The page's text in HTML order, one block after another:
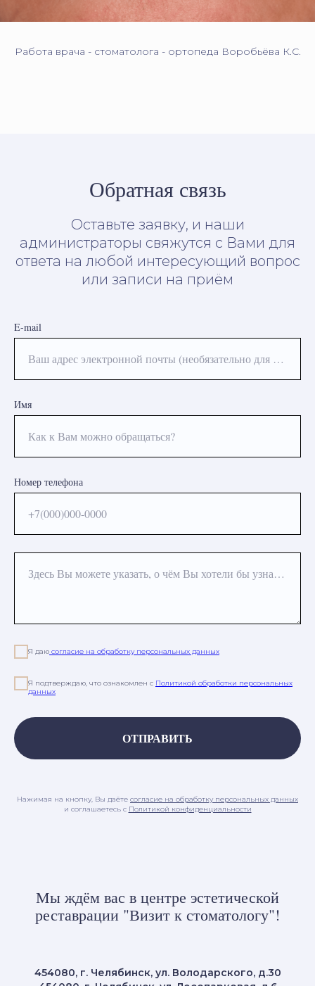
Работа врача - стоматолога - ортопеда Воробьёва К.С.
Обратная связь
Оставьте заявку, и наши
администраторы свяжутся с Вами для
ответа на любой интересующий вопрос
или записи на приём
E-mail
Ваш адрес электронной почты (необязательно для заполнения)
Имя
Как к Вам можно обращаться?
Номер телефона
+7(000)000-0000
Здесь Вы можете указать, о чём Вы хотели бы узнать или какая процедура Вас интересует
Я даю согласие на обработку персональных данных
Я подтверждаю, что ознакомлен с Политикой обработки персональных
данных
ОТПРАВИТЬ
Нажимая на кнопку, Вы даёте согласие на обработку персональных данных
и соглашаетесь c Политикой конфиденциальности
Мы ждём вас в центре эстетической
реставрации "Визит к стоматологу"!
454080, г. Челябинск, ул. Володарского, д.30